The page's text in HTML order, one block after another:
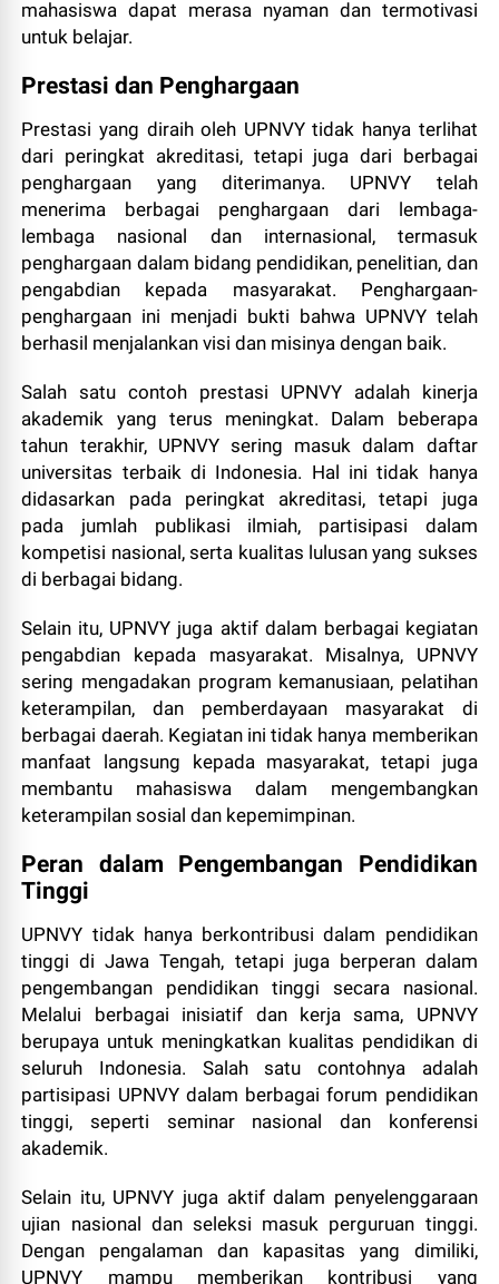
mahasiswa dapat merasa nyaman dan termotivasi
untuk belajar.
Prestasi dan Penghargaan
Prestasi yang diraih oleh UPNVY tidak hanya terlihat
dari peringkat akreditasi, tetapi juga dari berbagai
penghargaan yang diterimanya. UPNVY telah
menerima berbagai penghargaan dari lembaga-
lembaga nasional dan internasional, termasuk
penghargaan dalam bidang pendidikan, penelitian, dan
pengabdian kepada masyarakat. Penghargaan-
penghargaan ini menjadi bukti bahwa UPNVY telah
berhasil menjalankan visi dan misinya dengan baik.
Salah satu contoh prestasi UPNVY adalah kinerja
akademik yang terus meningkat. Dalam beberapa
tahun terakhir, UPNVY sering masuk dalam daftar
universitas terbaik di Indonesia. Hal ini tidak hanya
didasarkan pada peringkat akreditasi, tetapi juga
pada jumlah publikasi ilmiah, partisipasi dalam
kompetisi nasional, serta kualitas lulusan yang sukses
di berbagai bidang.
Selain itu, UPNVY juga aktif dalam berbagai kegiatan
pengabdian kepada masyarakat. Misalnya, UPNVY
sering mengadakan program kemanusiaan, pelatihan
keterampilan, dan pemberdayaan masyarakat di
berbagai daerah. Kegiatan ini tidak hanya memberikan
manfaat langsung kepada masyarakat, tetapi juga
membantu mahasiswa dalam mengembangkan
keterampilan sosial dan kepemimpinan.
Peran dalam Pengembangan Pendidikan
Tinggi
UPNVY tidak hanya berkontribusi dalam pendidikan
tinggi di Jawa Tengah, tetapi juga berperan dalam
pengembangan pendidikan tinggi secara nasional.
Melalui berbagai inisiatif dan kerja sama, UPNVY
berupaya untuk meningkatkan kualitas pendidikan di
seluruh Indonesia. Salah satu contohnya adalah
partisipasi UPNVY dalam berbagai forum pendidikan
tinggi, seperti seminar nasional dan konferensi
akademik.
Selain itu, UPNVY juga aktif dalam penyelenggaraan
ujian nasional dan seleksi masuk perguruan tinggi.
Dengan pengalaman dan kapasitas yang dimiliki,
UPNVY mampu memberikan kontribusi yang